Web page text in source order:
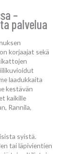
–
palvelua
korjaajat sekä
laadukkaita
kestävän
kaikille
Rannila,
syistä.
tai läpivientien